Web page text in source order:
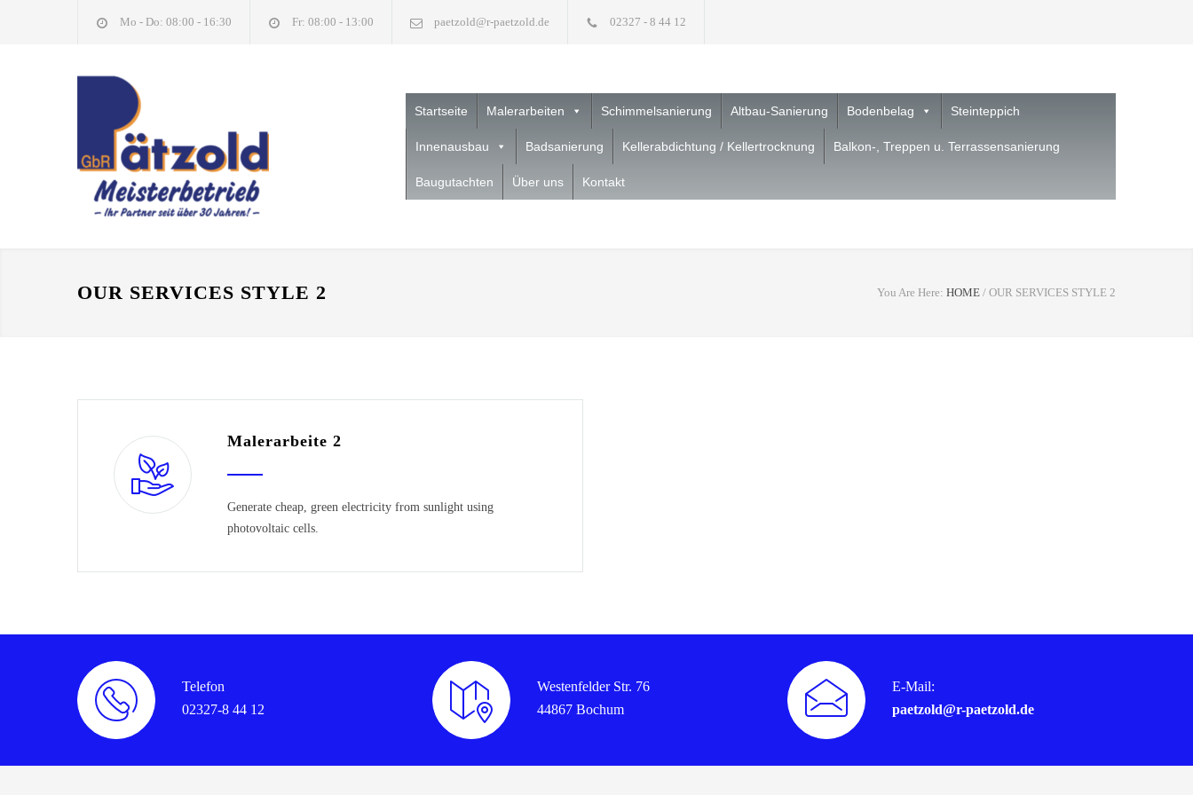
Mo - Do: 08:00 - 16:30 Fr: 08:00 - 13:00 paetzold@r-paetzold.de 02327 - 8 44 12
Startseite Malerarbeiten Schimmelsanierung Altbau-Sanierung Bodenbelag Steinteppich
Innenausbau Badsanierung Kellerabdichtung / Kellertrocknung Balkon-, Treppen u. Terrassensanierung
Baugutachten Über uns Kontakt
OUR SERVICES STYLE 2 You Are Here: HOME / OUR SERVICES STYLE 2
Malerarbeite 2
Generate cheap, green electricity from sunlight using
photovoltaic cells.
Telefon
02327-8 44 12
Westenfelder Str. 76
44867 Bochum
E-Mail:
paetzold@r-paetzold.de